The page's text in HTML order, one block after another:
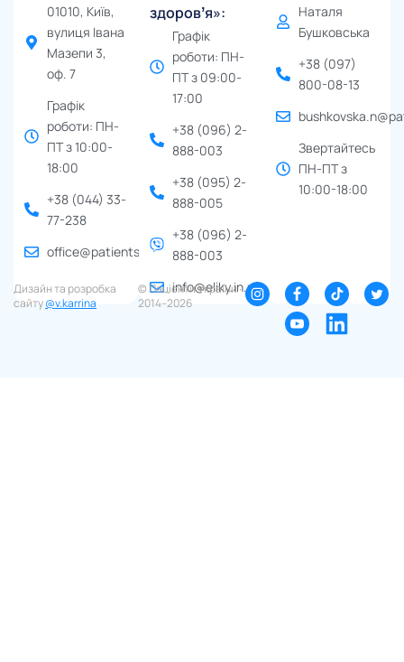
01010, Київ,
вулиця Івана
Мазепи 3,
оф. 7
Графік
роботи: ПН-
ПТ з 10:00-
18:00
+38 (044) 33-
77-238
office@patients.org.ua
здоровʼя»:
Графік
роботи: ПН-
ПТ з 09:00-
17:00
+38 (096) 2-
888-003
+38 (095) 2-
888-005
+38 (096) 2-
888-003
info@eliky.in.ua
Наталя
Бушковська
+38 (097)
800-08-13
Звертайтесь
ПН-ПТ з
10:00-18:00
Дизайн та розробка
сайту@v.karrina
© Пацієнти України ∙
2014–2026